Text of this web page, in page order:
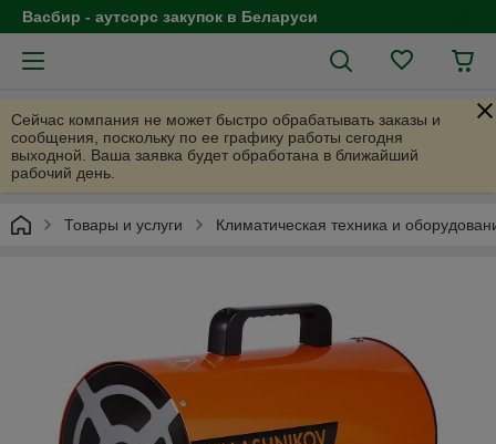
Васбир - аутсорс закупок в Беларуси
Сейчас компания не может быстро обрабатывать заказы и
сообщения, поскольку по ее графику работы сегодня
выходной. Ваша заявка будет обработана в ближайший
рабочий день.
Товары и услуги Климатическая техника и